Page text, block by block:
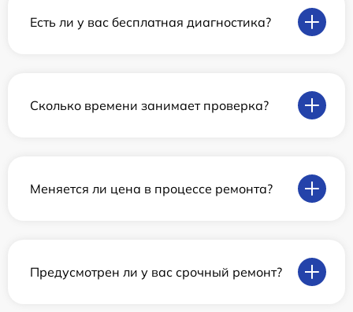
Есть ли у вас бесплатная диагностика?
Сколько времени занимает проверка?
Меняется ли цена в процессе ремонта?
Предусмотрен ли у вас срочный ремонт?